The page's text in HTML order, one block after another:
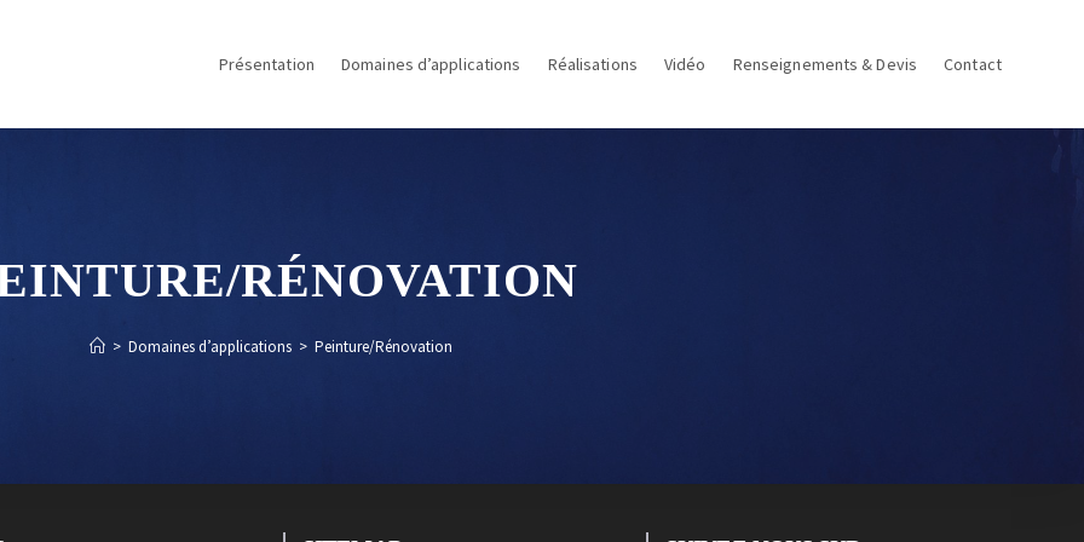
Présentation Domaines d’applications Réalisations Vidéo Renseignements & Devis Contact
RÉNOVATION
> Domaines d’applications > Peinture/Rénovation